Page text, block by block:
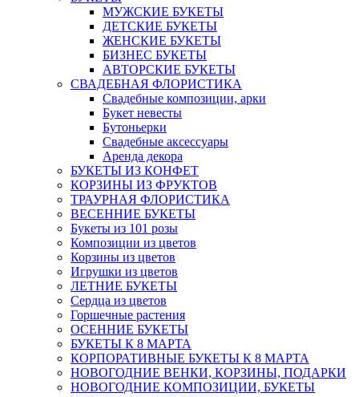
МУЖСКИЕ БУКЕТЫ
ДЕТСКИЕ БУКЕТЫ
ЖЕНСКИЕ БУКЕТЫ
БИЗНЕС БУКЕТЫ
АВТОРСКИЕ БУКЕТЫ
СВАДЕБНАЯ ФЛОРИСТИКА
Свадебные композиции, арки
Букет невесты
Бутоньерки
Свадебные аксессуары
Аренда декора
БУКЕТЫ ИЗ КОНФЕТ
КОРЗИНЫ ИЗ ФРУКТОВ
ТРАУРНАЯ ФЛОРИСТИКА
ВЕСЕННИЕ БУКЕТЫ
Букеты из 101 розы
Композиции из цветов
Корзины из цветов
Игрушки из цветов
ЛЕТНИЕ БУКЕТЫ
Сердца из цветов
Горшечные растения
ОСЕННИЕ БУКЕТЫ
БУКЕТЫ К 8 МАРТА
КОРПОРАТИВНЫЕ БУКЕТЫ К 8 МАРТА
НОВОГОДНИЕ ВЕНКИ, КОРЗИНЫ, ПОДАРКИ
НОВОГОДНИЕ КОМПОЗИЦИИ, БУКЕТЫ